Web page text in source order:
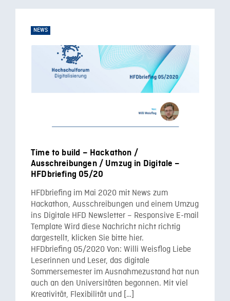
NEWS
Time to build – Hackathon /
Ausschreibungen / Umzug in Digitale –
HFDbriefing 05/20
HFDbriefing im Mai 2020 mit News zum
Hackathon, Ausschreibungen und einem Umzug
ins Digitale HFD Newsletter – Responsive E-mail
Template Wird diese Nachricht nicht richtig
dargestellt, klicken Sie bitte hier.
HFDbriefing 05/2020 Von: Willi Weisflog Liebe
Leserinnen und Leser, das digitale
Sommersemester im Ausnahmezustand hat nun
auch an den Universitäten begonnen. Mit viel
Kreativität, Flexibilität und […]